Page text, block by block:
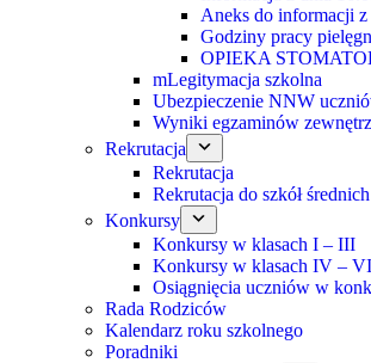
Aneks do informacji
Godziny pracy
OPIEKA
mLegitymacja szkolna
Ubezpieczenie NNW
Wyniki egzaminów
Rekrutacja
Rekrutacja
Rekrutacja do szkół średnich
Konkursy
Konkursy w klasach I – III
Konkursy w klasach IV –
Osiągnięcia uczniów w
Rada Rodziców
Kalendarz roku szkolnego
Poradniki